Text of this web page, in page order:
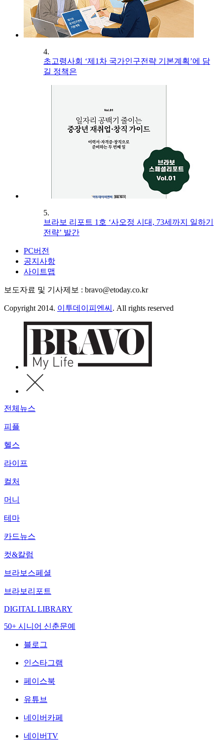
4.
초고령사회 ‘제1차 국가인구전략 기본계획’에 담
길 정책은
5.
브라보 리포트 1호 ‘사오정 시대, 73세까지 일하기
전략’ 발간
PC버전
공지사항
사이트맵
보도자료 및 기사제보 : bravo@etoday.co.kr
Copyright 2014. 이투데이피엔씨 . All rights reserved
전체뉴스
피플
헬스
라이프
컬처
머니
테마
카드뉴스
컷&칼럼
브라보스페셜
브라보리포트
DIGITAL LIBRARY
50+ 시니어 신춘문예
블로그
인스타그램
페이스북
유튜브
네이버카페
네이버TV